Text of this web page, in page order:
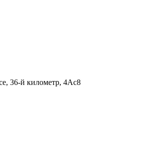
36-й километр, 4Ас8